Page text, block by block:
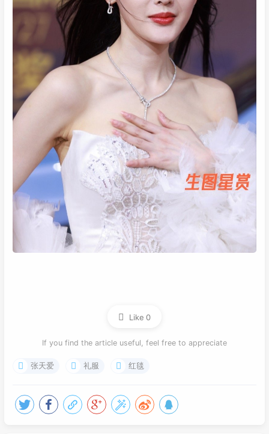
Like 0
If you find the article useful, feel free to appreciate
张天爱 礼服 红毯